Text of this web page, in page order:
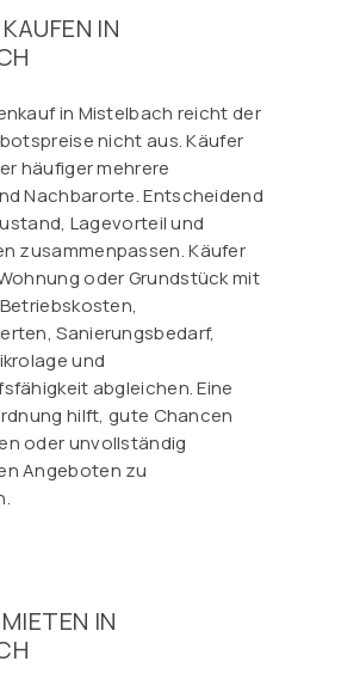
IN
in Mistelbach reicht der
nicht aus. Käufer
häufiger mehrere
Nachbarorte. Entscheidend
Lagevorteil und
zusammenpassen. Käufer
oder Grundstück mit
Sanierungsbedarf,
und
abgleichen. Eine
hilft, gute Chancen
oder unvollständig
Angeboten zu
IN